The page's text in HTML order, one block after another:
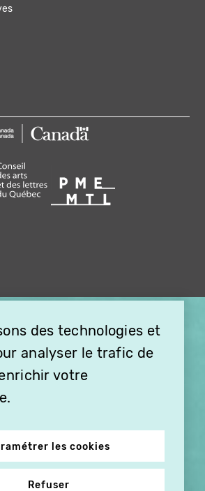
des technologies et
analyser le trafic de
votre
les cookies
Refuser
LA VIDÉO EN
ABONNEZ VOS
À VITHÈQUE !